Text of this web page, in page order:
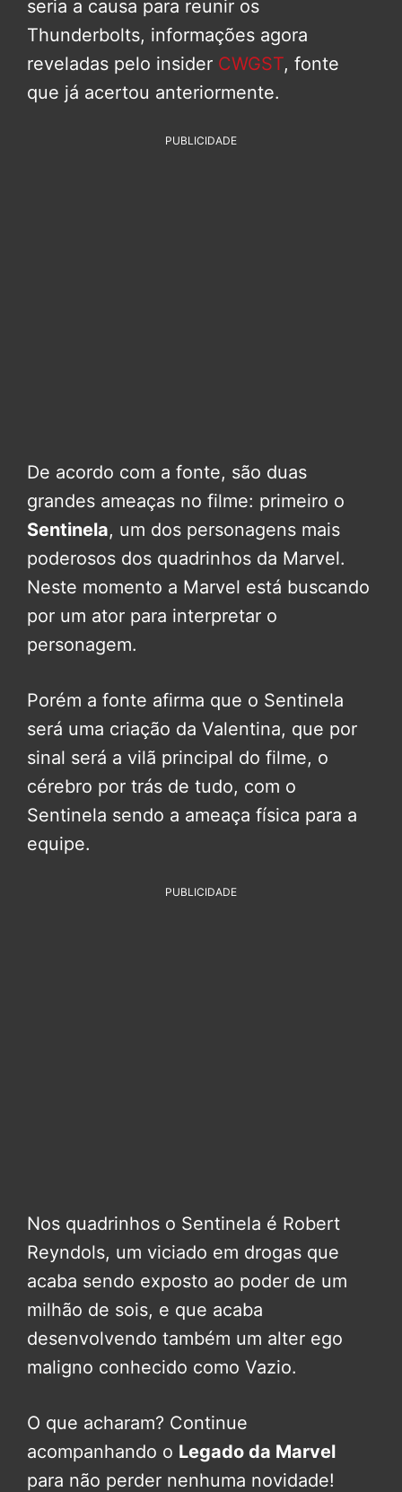
seria a causa para reunir os
Thunderbolts, informações agora
reveladas pelo insider CWGST, fonte
que já acertou anteriormente.
PUBLICIDADE
De acordo com a fonte, são duas
grandes ameaças no filme: primeiro o
Sentinela, um dos personagens mais
poderosos dos quadrinhos da Marvel.
Neste momento a Marvel está buscando
por um ator para interpretar o
personagem.
Porém a fonte afirma que o Sentinela
será uma criação da Valentina, que por
sinal será a vilã principal do filme, o
cérebro por trás de tudo, com o
Sentinela sendo a ameaça física para a
equipe.
PUBLICIDADE
Nos quadrinhos o Sentinela é Robert
Reyndols, um viciado em drogas que
acaba sendo exposto ao poder de um
milhão de sois, e que acaba
desenvolvendo também um alter ego
maligno conhecido como Vazio.
O que acharam? Continue
acompanhando o Legado da Marvel
para não perder nenhuma novidade!